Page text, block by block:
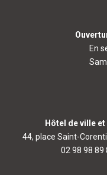
En
Hôtel de ville
44, place Saint-
02 98 98 89